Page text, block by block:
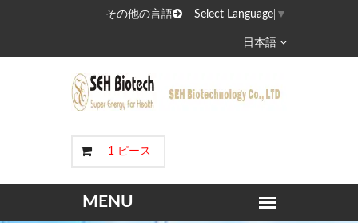
その他の言語 Select Language ▼
日本語
1 ピース